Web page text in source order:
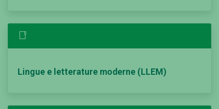
Lingue e letterature moderne (LLEM)